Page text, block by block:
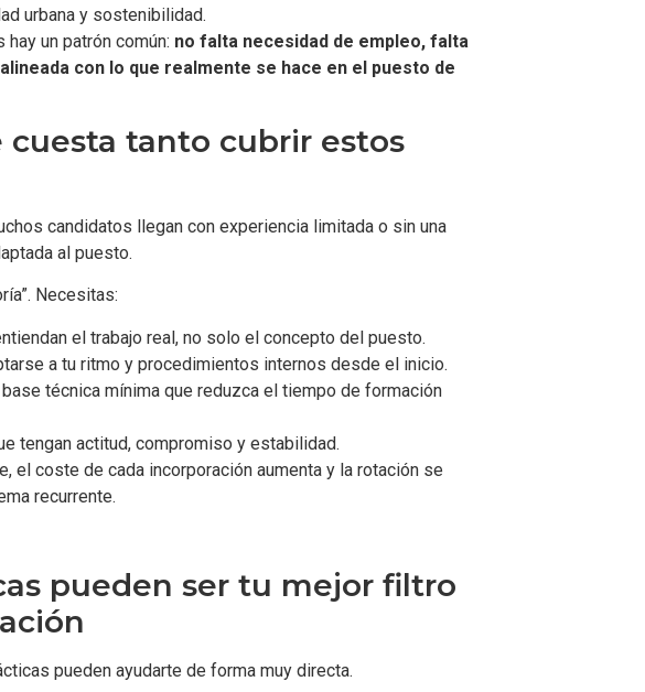
urbana y sostenibilidad.
un patrón común: no falta necesidad de empleo, falta
con lo que realmente se hace en el puesto de
cuesta tanto cubrir estos
candidatos llegan con experiencia limitada o sin una
al puesto.
Necesitas:
el trabajo real, no solo el concepto del puesto.
a tu ritmo y procedimientos internos desde el inicio.
base técnica mínima que reduzca el tiempo de formación
tengan actitud, compromiso y estabilidad.
el coste de cada incorporación aumenta y la rotación se
recurrente.
pueden ser tu mejor filtro
pueden ayudarte de forma muy directa.